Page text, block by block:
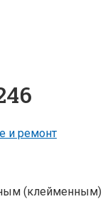
и ремонт
(клейменным)